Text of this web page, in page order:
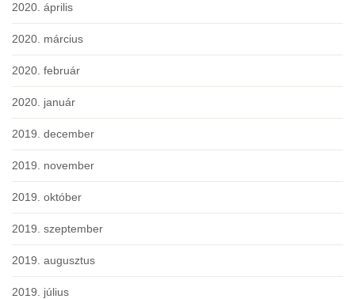
2020. április
2020. március
2020. február
2020. január
2019. december
2019. november
2019. október
2019. szeptember
2019. augusztus
2019. július